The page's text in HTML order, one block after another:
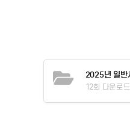
2025년 일반
12회 다운로